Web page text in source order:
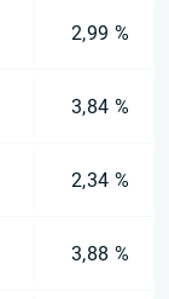
2,99 %
3,84 %
2,34 %
3,88 %